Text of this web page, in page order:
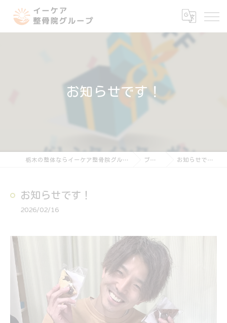
お知らせです！
栃木の整体ならイーケア整骨院グループ ブログ お知らせです！
お知らせです！
2026/02/16